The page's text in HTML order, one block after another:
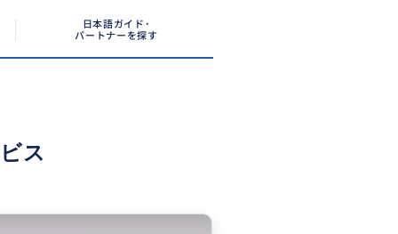
日本語ガイド･
パートナーを探す
ス